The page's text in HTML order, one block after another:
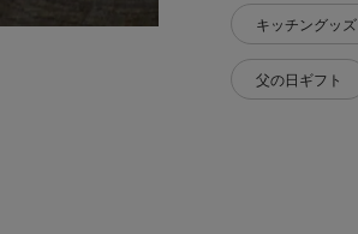
キッチングッズ
父の日ギフト